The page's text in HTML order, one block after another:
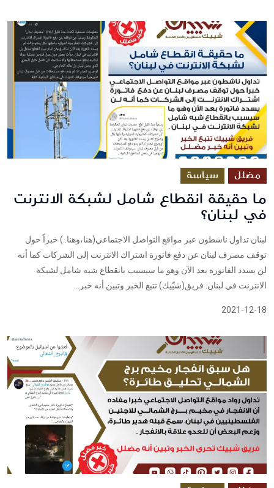
مضلل سياسة
ما حقيقة انقطاع شامل لشبكة الانترنت
في لبنان؟
لبنان تداول ناشطون عبر مواقع التواصل الاجتماعي(هنا،وهنا..) خبراً حول
توقف مصرف لبنان عن دفع فاتورة اشتراك الانترنت إلى الشركات كما أنه
لن يسدد الفاتورة بعد الآن وهو ما سيسبب بانقطاع شبه شامل لشبكة
الانترنت في لبنان. فريق(شيّيك) تتبع الخبر وتبين أنه خبر...
2021-12-18